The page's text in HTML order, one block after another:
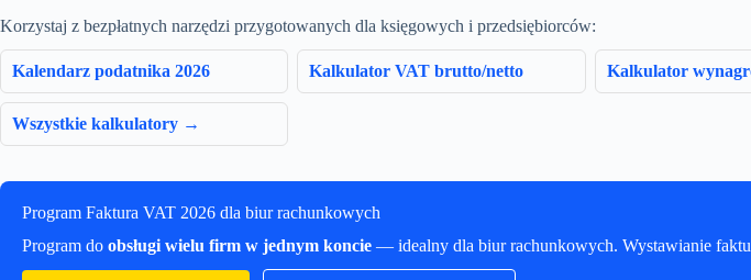
Korzystaj z bezpłatnych narzędzi przygotowanych dla księgowych i przedsiębiorców:
Kalendarz podatnika 2026 Kalkulator VAT brutto/netto Kalkulator
Wszystkie kalkulatory →
Program Faktura VAT 2026 dla biur rachunkowych
Program do obsługi wielu firm w jednym koncie — idealny dla biur rachunkowych. Wystawianie